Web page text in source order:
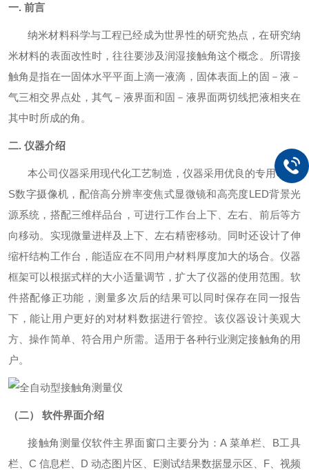
一. 前言
纳米材料科学与工程已经成为世界性的研究热点，在研究纳
米材料的表面改性时，往往要涉及润湿接触角这个概念。所谓接
触角是指在一固体水平平面上滴一液滴，固体表面上的固－液－
气三相交界点处，其气－液界面和固－液界面两切线把液相夹在
其中时所成的角。
二. 仪器介绍
本公司仪器采用现代化工艺制造，仪器采用优良的专用CMO
S数字摄像机，配倍高分辨率变焦式显微镜和高亮度LED背景光
源系统，搭配三维样品台，可进行工作台上下、左右、前后等方
向移动。实现微量进样及上下、左右精密移动。同时还设计了伸
缩杆结构工作台，能适应在不同用户材料厚度加大的场合。仪器
框架可以根据式样的大小适量调节，扩大了仪器的使用范围。软
件搭配修正功能，测量多次后的结果可以同时保存在同一报告
下，能让用户更好的对材料数据进行管控。该仪器设计美观大
方、操作简单、符合用户所需。适用于各种行业测定接触角的用
户。
（二） 软件界面介绍
接触角测量仪软件主界面窗口主要分为：A 菜单栏、B工具
栏、C 信息栏、 D 动态图片区、 E测试结果数据显示区、 F 、视频